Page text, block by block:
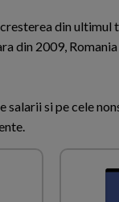
din ultimul
din 2009,
si pe cele